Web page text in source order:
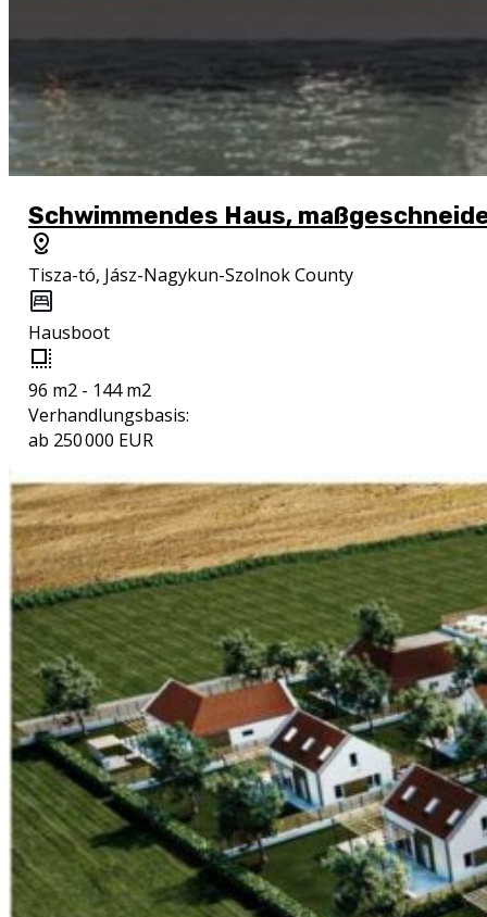
Schwimmendes Haus,
Tisza-tó, Jász-Nagykun-Szolnok County
Hausboot
96 m2 - 144 m2
Verhandlungsbasis:
ab 250 000 EUR